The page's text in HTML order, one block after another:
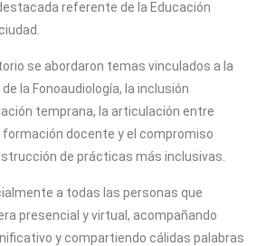
referente de la Educación
se abordaron temas vinculados a la
la Fonoaudiología, la inclusión
temprana, la articulación entre
formación docente y el compromiso
de prácticas más inclusivas.
a todas las personas que
presencial y virtual, acompañando
y compartiendo cálidas palabras